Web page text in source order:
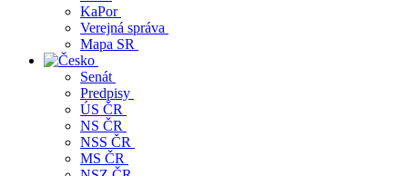
KaPor
Verejná správa
Mapa SR
Senát
Predpisy
ÚS ČR
NS ČR
NSS ČR
MS ČR